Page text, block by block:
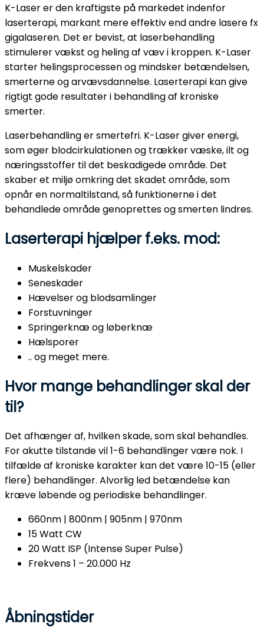
K-Laser er den kraftigste på markedet indenfor
laserterapi, markant mere effektiv end andre lasere fx
gigalaseren. Det er bevist, at laserbehandling
stimulerer vækst og heling af væv i kroppen. K-Laser
starter helingsprocessen og mindsker betændelsen,
smerterne og arvævsdannelse. Laserterapi kan give
rigtigt gode resultater i behandling af kroniske
smerter.
Laserbehandling er smertefri. K-Laser giver energi,
som øger blodcirkulationen og trækker væske, ilt og
næringsstoffer til det beskadigede område. Det
skaber et miljø omkring det skadet område, som
opnår en normaltilstand, så funktionerne i det
behandlede område genoprettes og smerten lindres.
Laserterapi hjælper f.eks. mod:
Muskelskader
Seneskader
Hævelser og blodsamlinger
Forstuvninger
Springerknæ og løberknæ
Hælsporer
.. og meget mere.
Hvor mange behandlinger skal der
til?
Det afhænger af, hvilken skade, som skal behandles.
For akutte tilstande vil 1-6 behandlinger være nok. I
tilfælde af kroniske karakter kan det være 10-15 (eller
flere) behandlinger. Alvorlig led betændelse kan
kræve løbende og periodiske behandlinger.
660nm | 800nm | 905nm | 970nm
15 Watt CW
20 Watt ISP (Intense Super Pulse)
Frekvens 1 – 20.000 Hz
Åbningstider